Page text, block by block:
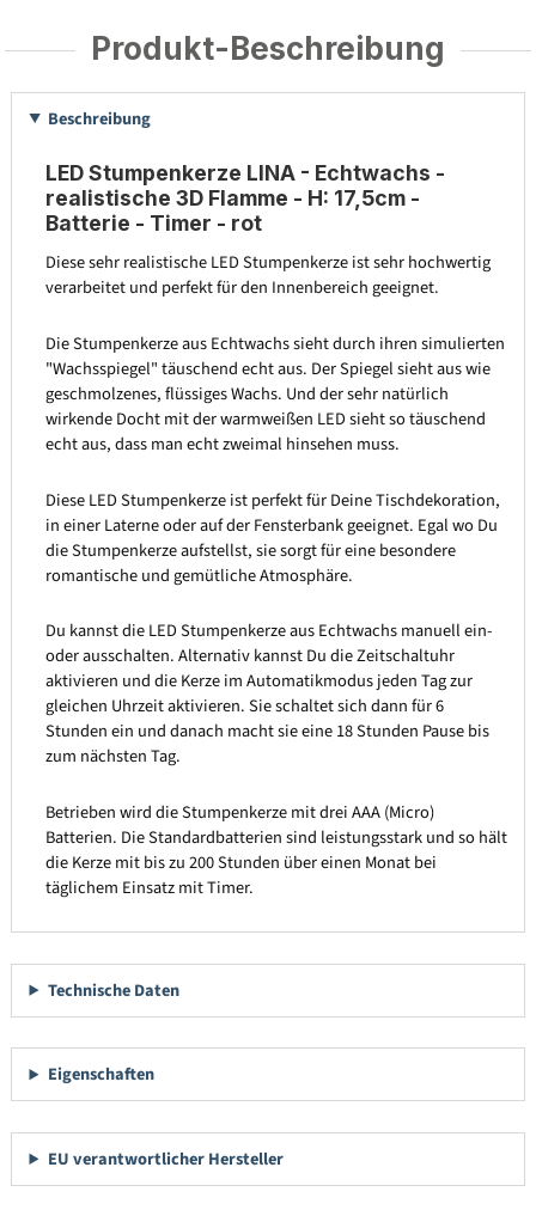
Produkt-Beschreibung
Beschreibung
LED Stumpenkerze LINA - Echtwachs -
realistische 3D Flamme - H: 17,5cm -
Batterie - Timer - rot
Diese sehr realistische LED Stumpenkerze ist sehr hochwertig
verarbeitet und perfekt für den Innenbereich geeignet.
Die Stumpenkerze aus Echtwachs sieht durch ihren simulierten
"Wachsspiegel" täuschend echt aus. Der Spiegel sieht aus wie
geschmolzenes, flüssiges Wachs. Und der sehr natürlich
wirkende Docht mit der warmweißen LED sieht so täuschend
echt aus, dass man echt zweimal hinsehen muss.
Diese LED Stumpenkerze ist perfekt für Deine Tischdekoration,
in einer Laterne oder auf der Fensterbank geeignet. Egal wo Du
die Stumpenkerze aufstellst, sie sorgt für eine besondere
romantische und gemütliche Atmosphäre.
Du kannst die LED Stumpenkerze aus Echtwachs manuell ein-
oder ausschalten. Alternativ kannst Du die Zeitschaltuhr
aktivieren und die Kerze im Automatikmodus jeden Tag zur
gleichen Uhrzeit aktivieren. Sie schaltet sich dann für 6
Stunden ein und danach macht sie eine 18 Stunden Pause bis
zum nächsten Tag.
Betrieben wird die Stumpenkerze mit drei AAA (Micro)
Batterien. Die Standardbatterien sind leistungsstark und so hält
die Kerze mit bis zu 200 Stunden über einen Monat bei
täglichem Einsatz mit Timer.
Technische Daten
Eigenschaften
EU verantwortlicher Hersteller